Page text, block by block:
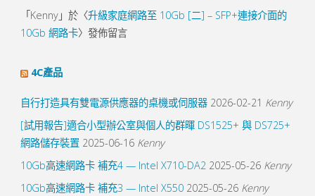
「Kenny」於〈升級家庭網路至 10Gb [二] – SFP+連接介面的
10Gb 網路卡〉發佈留言
4C產品
自行打造具有雙電源供應器的桌機或伺服器 2026-02-21 Kenny
[試用報告]適合小型辦公室與個人的群暉 DS1525+ 與 DS725+
網路儲存裝置 2025-06-16 Kenny
10Gb高速網路卡 補充4 — Intel X710-DA2 2025-05-26 Kenny
10Gb高速網路卡 補充3 — Intel X550 2025-05-26 Kenny